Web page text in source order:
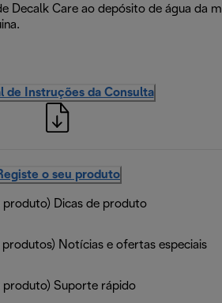
Decalk Care ao depósito de água da
de Instruções da Consulta
o seu produto
produto) Dicas de produto
produtos) Notícias e ofertas especiais
produto) Suporte rápido